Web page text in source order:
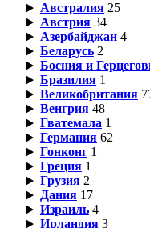
Австралия 25
Австрия 34
Азербайджан 4
Беларусь 2
Босния и
Бразилия 1
Великобритания
Венгрия 48
Гватемала 1
Германия 62
Гонконг 1
Греция 1
Грузия 2
Дания 17
Израиль 4
Ирландия 3